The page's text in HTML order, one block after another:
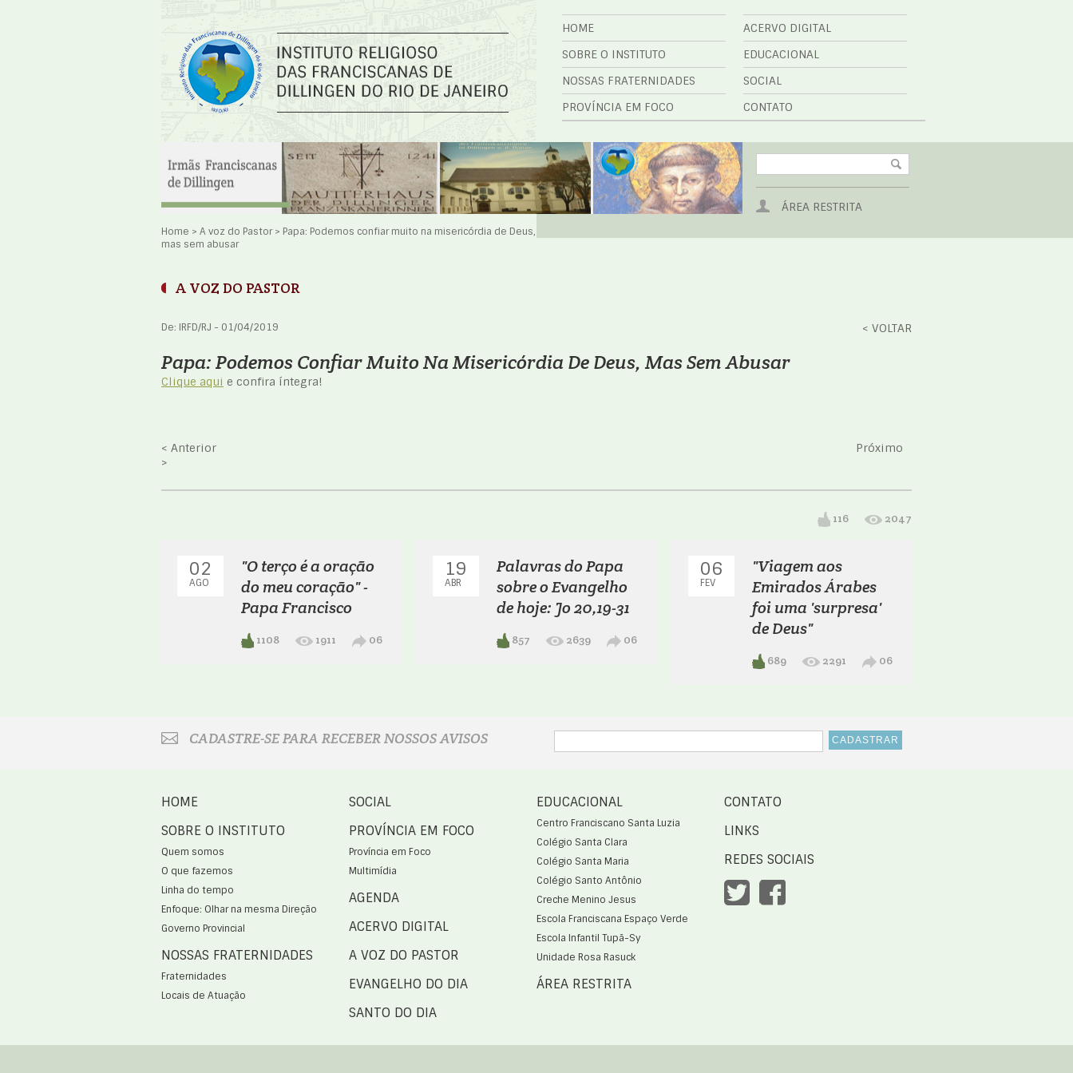
HOME
ACERVO DIGITAL
SOBRE O INSTITUTO
EDUCACIONAL
NOSSAS FRATERNIDADES
SOCIAL
PROVÍNCIA EM FOCO
CONTATO
ÁREA RESTRITA
Home > A voz do Pastor> Papa: Podemos confiar muito na misericórdia de Deus,
mas sem abusar
A VOZ DO PASTOR
De: IRFD/RJ - 01/04/2019 < VOLTAR
Papa: Podemos Confiar Muito Na Misericórdia De Deus, Mas Sem Abusar
Clique aqui e confira íntegra!
< Anterior
Próximo
>
116 2047
02
AGO
"O terço é a oração
do meu coração" -
Papa Francisco
1108 1911 06
19
ABR
Palavras do Papa
sobre o Evangelho
de hoje: Jo 20,19-31
857 2639 06
06
FEV
"Viagem aos
Emirados Árabes
foi uma 'surpresa'
de Deus"
689 2291 06
CADASTRE-SE PARA RECEBER NOSSOS AVISOS
HOME
SOBRE O INSTITUTO
Quem somos
O que fazemos
Linha do tempo
Enfoque: Olhar na mesma Direção
Governo Provincial
NOSSAS FRATERNIDADES
Fraternidades
Locais de Atuação
SOCIAL
PROVÍNCIA EM FOCO
Província em Foco
Multimídia
AGENDA
ACERVO DIGITAL
A VOZ DO PASTOR
EVANGELHO DO DIA
SANTO DO DIA
EDUCACIONAL
Centro Franciscano Santa Luzia
Colégio Santa Clara
Colégio Santa Maria
Colégio Santo Antônio
Creche Menino Jesus
Escola Franciscana Espaço Verde
Escola Infantil Tupã-Sy
Unidade Rosa Rasuck
ÁREA RESTRITA
CONTATO
LINKS
REDES SOCIAIS